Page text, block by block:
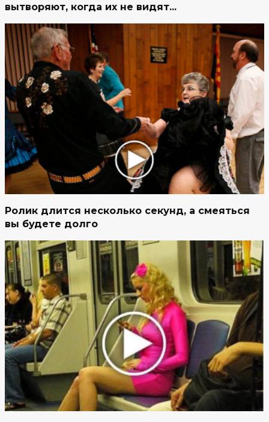
вытворяют, когда их не видят...
Ролик длится несколько секунд, а смеяться
вы будете долго